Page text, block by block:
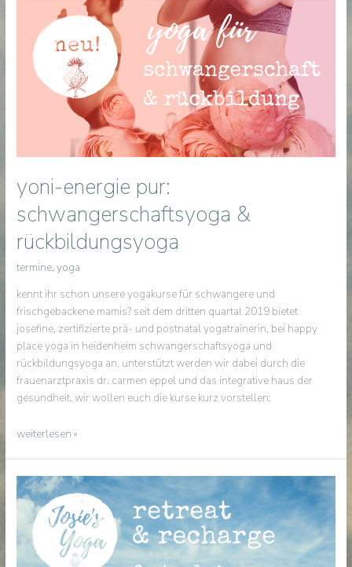
yoni-energie pur:
schwangerschaftsyoga &
rückbildungsyoga
termine,yoga
kennt ihr schon unsere yogakurse für schwangere und
frischgebackene mamis? seit dem dritten quartal 2019 bietet
josefine, zertifizierte prä- und postnatal yogatrainerin, bei happy
place yoga in heidenheim schwangerschaftsyoga und
rückbildungsyoga an. unterstützt werden wir dabei durch die
frauenarztpraxis dr. carmen eppel und das integrative haus der
gesundheit. wir wollen euch die kurse kurz vorstellen:
yoni-
schwangerschaftsyoga
&
rückbildungsyoga
weiterlesen »